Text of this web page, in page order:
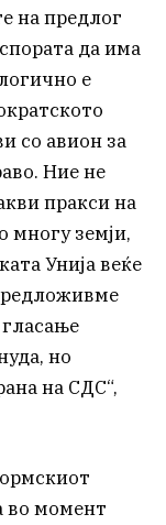
на предлог
да има
е
со авион за
Ние не
пракси на
многу земји,
Унија веќе
но
на СДС“,
во момент